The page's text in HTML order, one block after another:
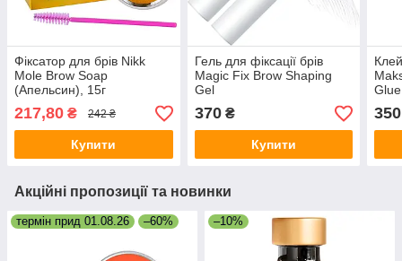
Фіксатор для брів Nikk
Mole Brow Soap
(Апельсин), 15г
217,80 ₴ 242 ₴
Купити
Гель для фіксації брів
Magic Fix Brow Shaping
Gel
370₴
Купити
350
Акційні пропозиції та новинки
термін прид 01.08.26 –60% –10%